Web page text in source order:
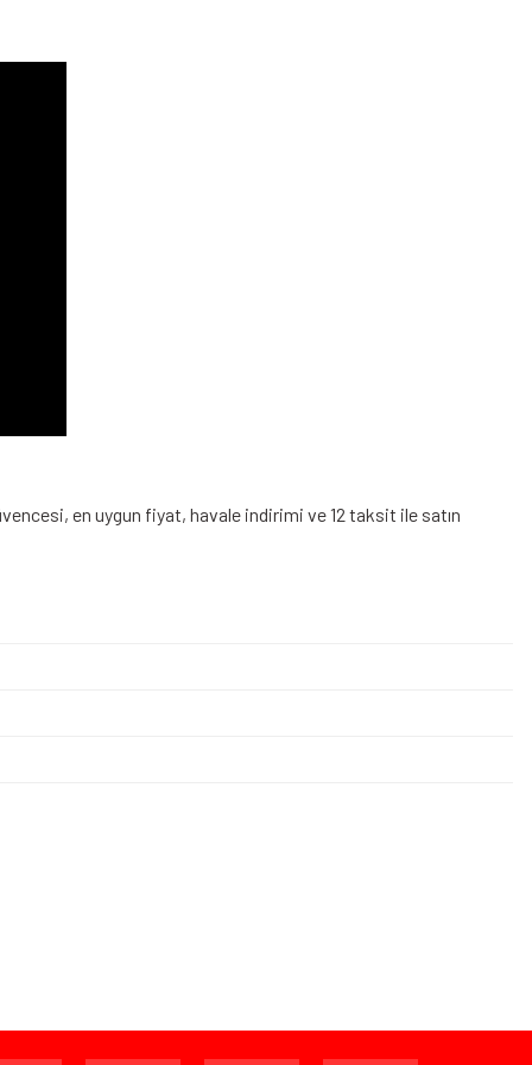
en uygun fiyat, havale indirimi ve 12 taksit ile satın